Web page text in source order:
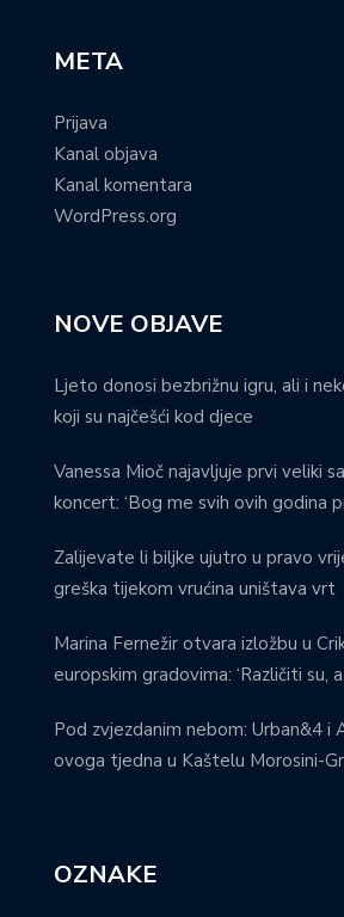
META
Prijava
Kanal objava
Kanal komentara
WordPress.org
NOVE OBJAVE
Ljeto donosi bezbrižnu igru, ali i
koji su najčešći kod djece
Vanessa Mioč najavljuje prvi veliki
koncert: ‘Bog me svih ovih godina
Zalijevate li biljke ujutro u pravo
greška tijekom vrućina uništava vrt
Marina Fernežir otvara izložbu u
europskim gradovima: ‘Različiti su,
Pod zvjezdanim nebom: Urban&4 i
ovoga tjedna u Kaštelu Morosini-
OZNAKE